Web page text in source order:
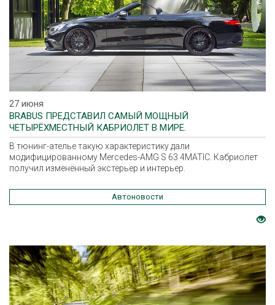
27 июня
BRABUS ПРЕДСТАВИЛ САМЫЙ МОЩНЫЙ
ЧЕТЫРЁХМЕСТНЫЙ КАБРИОЛЕТ В МИРЕ.
В тюнинг-ателье такую характеристику дали
модифицированному Mercedes-AMG S 63 4MATIC. Кабриолет
получил изменённый экстерьер и интерьер.
Автоновости